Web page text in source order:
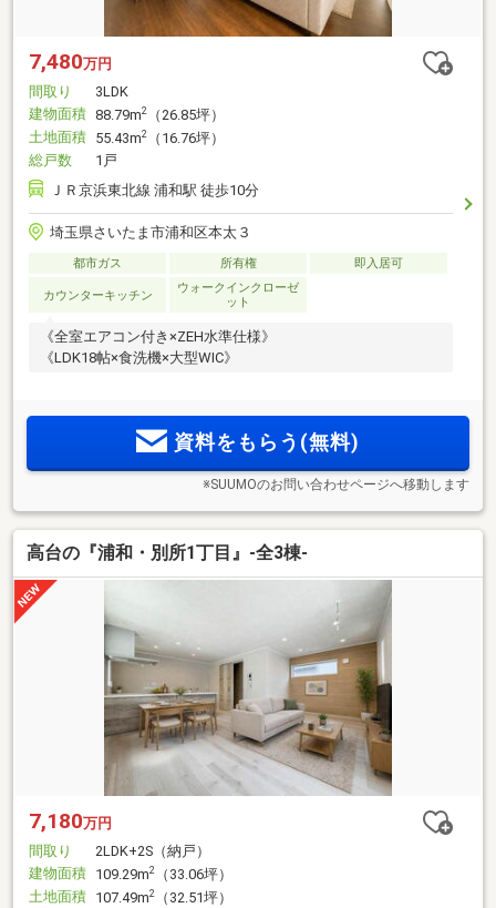
7,480万円
間取り
3LDK
建物面積 88.79m2
（26.85坪）
土地面積 55.43m2
（16.76坪）
総戸数
1戸
ＪＲ京浜東北線 浦和駅 徒歩10分
埼玉県さいたま市浦和区本太３
都市ガス 所有権 即入居可
カウンターキッチン
ウォークインクローゼ
ット
《全室エアコン付き×ZEH水準仕様》
《LDK18帖×食洗機×大型WIC》
資料をもらう(無料)
※SUUMOのお問い合わせページへ移動します
高台の『浦和・別所1丁目』-全3棟-
7,180万円
間取り
2LDK+2S（納戸）
建物面積 109.29m2
（33.06坪）
土地面積 107.49m2
（32.51坪）